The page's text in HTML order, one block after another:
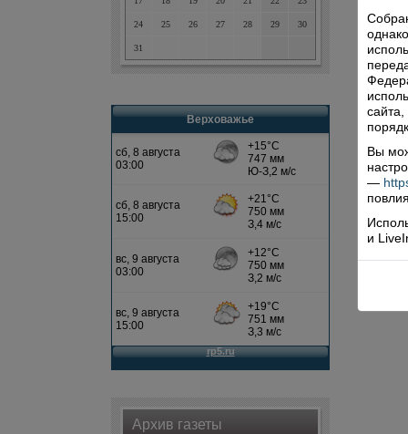
24 25 26 27 28 29 30
31
Верховажье
Архив газеты
Вы
—
и